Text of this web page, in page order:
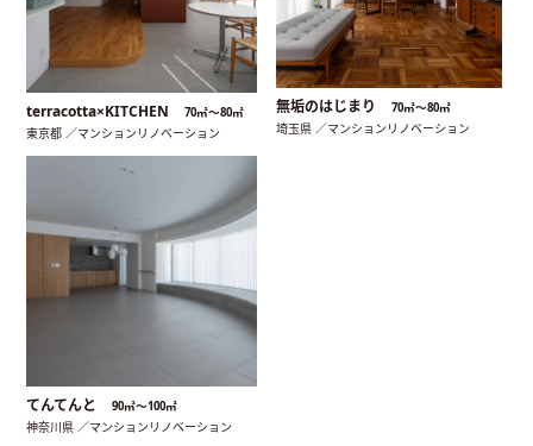
terracotta×KITCHEN 70㎡〜80㎡
東京都 ／マンションリノベーション
無垢のはじまり 70㎡〜80㎡
埼玉県 ／マンションリノベーション
てんてんと 90㎡〜100㎡
神奈川県 ／マンションリノベーション